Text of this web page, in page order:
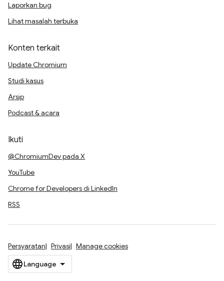
Laporkan bug
Lihat masalah terbuka
Konten terkait
Update Chromium
Studi kasus
Arsip
Podcast & acara
Ikuti
@ChromiumDev pada X
YouTube
Chrome for Developers di LinkedIn
RSS
Persyaratan Privasi Manage cookies